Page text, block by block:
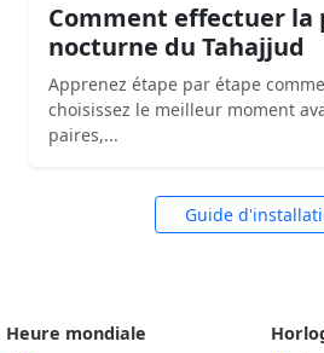
Comment effectuer la
nocturne du Tahajjud
Apprenez étape par étape
choisissez le meilleur moment
paires,...
Guide
Heure mondiale